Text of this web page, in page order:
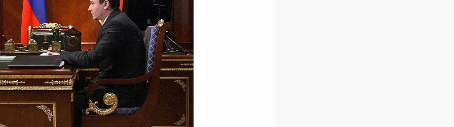
к читателям
Алжира Ахмедом Уяхьей